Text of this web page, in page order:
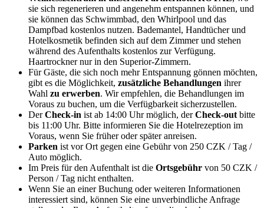
sie sich regenerieren und angenehm entspannen können, und
sie können das Schwimmbad, den Whirlpool und das
Dampfbad kostenlos nutzen. Bademantel, Handtücher und
Hotelkosmetik befinden sich auf dem Zimmer und stehen
während des Aufenthalts kostenlos zur Verfügung.
Haartrockner nur in den Superior-Zimmern.
Für Gäste, die sich noch mehr Entspannung gönnen möchten,
gibt es die Möglichkeit, zusätzliche Behandlungen ihrer
Wahl zu erwerben. Wir empfehlen, die Behandlungen im
Voraus zu buchen, um die Verfügbarkeit sicherzustellen.
DerCheck-in ist ab 14:00 Uhr möglich, derCheck-out bitte
bis 11:00 Uhr. Bitte informieren Sie die Hotelrezeption im
Voraus, wenn Sie früher oder später anreisen.
Parken ist vor Ort gegen eine Gebühr von 250 CZK / Tag /
Auto möglich.
Im Preis für den Aufenthalt ist die Ortsgebühr von 50 CZK /
Person / Tag nicht enthalten.
Wenn Sie an einer Buchung oder weiteren Informationen
interessiert sind, können Sie eine unverbindliche Anfrage